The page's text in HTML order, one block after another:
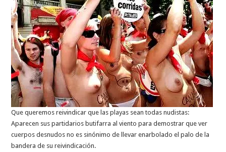
Que queremos reivindicar que las playas sean todas nudistas:
Aparecen sus partidarios butifarra al viento para demostrar que ver
cuerpos desnudos no es sinónimo de llevar enarbolado el palo de la
bandera de su reivindicación.